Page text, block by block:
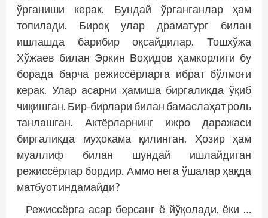
ўрганиши керак. Бундай ўрганганлар ҳам
топилади. Бироқ улар драматург билан
ишлашда барибир оқсайдилар. Тошхўжа
Хўжаев билан Эркин Воҳидов ҳамкорлиги бу
борада барча режиссёрларга ибрат бўлмоғи
керак. Улар асарни ҳамиша биргаликда ўқиб
чиқишган. Бир-бирлари билан бамаслаҳат роль
танлашган. Актёрларнинг ижро даражаси
биргаликда муҳокама қилинган. Ҳозир ҳам
муаллиф билан шундай ишлайдиган
режиссёрлар бордир. Аммо нега ўшалар ҳақда
матбуот индамайди?
Режиссёрга асар берсанг ё йўқолади, ёки …